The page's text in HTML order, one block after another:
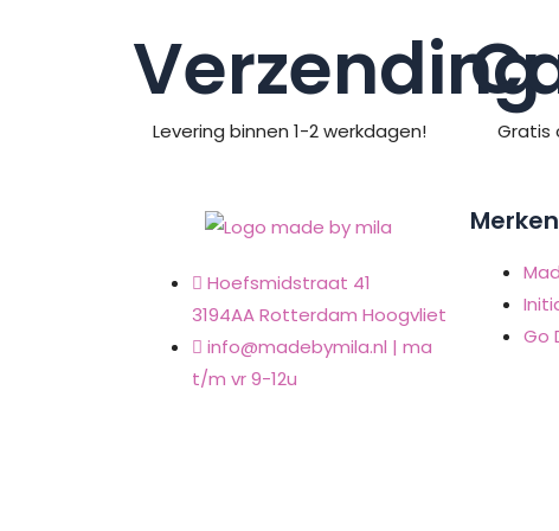
Verzending
Levering binnen 1-2 werkdagen! Gratis
Hoefsmidstraat 41
3194AA Rotterdam Hoogvliet
info@madebymila.nl | ma
t/m vr 9-12u
Merken
Go